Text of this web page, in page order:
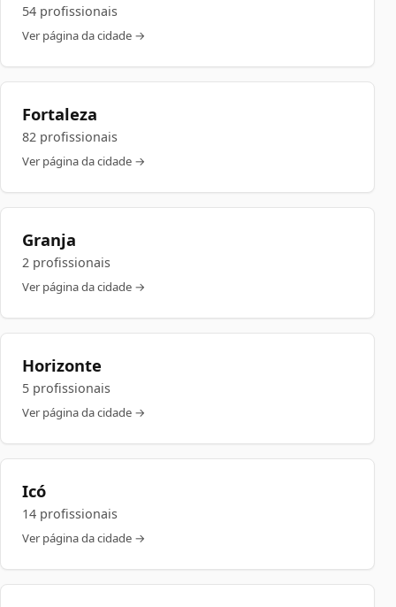
54 profissionais
Ver página da cidade →
Fortaleza
82 profissionais
Ver página da cidade →
Granja
2 profissionais
Ver página da cidade →
Horizonte
5 profissionais
Ver página da cidade →
Icó
14 profissionais
Ver página da cidade →